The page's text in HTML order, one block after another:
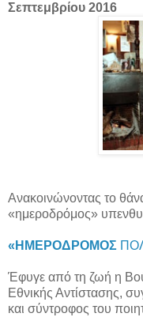
Σεπτεμβρίου 2016
Ανακοινώνοντας το
«ημεροδρόμος»
«ΗΜΕΡΟΔ ΡΟΜΟΣ
Έφυγε από τη ζωή η
Εθνικής Αντίστασης,
και σύντροφος του